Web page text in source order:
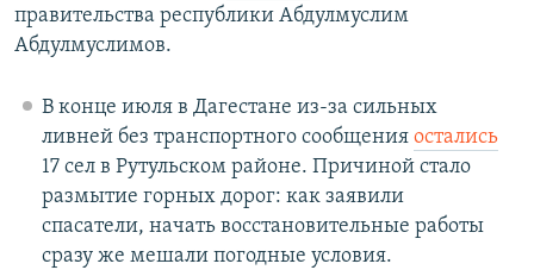
правительства республики Абдулмуслим
Абдулмуслимов.
В конце июля в Дагестане из-за сильных
ливней без транспортного сообщения остались
17 сел в Рутульском районе. Причиной стало
размытие горных дорог: как заявили
спасатели, начать восстановительные работы
сразу же мешали погодные условия.